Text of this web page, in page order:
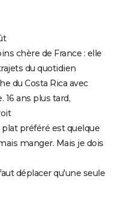
chère de France : elle
du quotidien
du Costa Rica avec
16 ans plus tard,
plat préféré est quelque
manger. Mais je dois
déplacer qu'une seule